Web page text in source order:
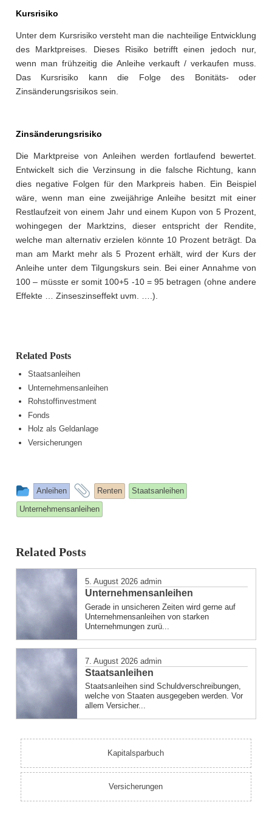
Kursrisiko
Unter dem Kursrisiko versteht man die nachteilige Entwicklung
des Marktpreises. Dieses Risiko betrifft einen jedoch nur,
wenn man frühzeitig die Anleihe verkauft / verkaufen muss.
Das Kursrisiko kann die Folge des Bonitäts- oder
Zinsänderungsrisikos sein.
Zinsänderungsrisiko
Die Marktpreise von Anleihen werden fortlaufend bewertet.
Entwickelt sich die Verzinsung in die falsche Richtung, kann
dies negative Folgen für den Markpreis haben. Ein Beispiel
wäre, wenn man eine zweijährige Anleihe besitzt mit einer
Restlaufzeit von einem Jahr und einem Kupon von 5 Prozent,
wohingegen der Marktzins, dieser entspricht der Rendite,
welche man alternativ erzielen könnte 10 Prozent beträgt. Da
man am Markt mehr als 5 Prozent erhält, wird der Kurs der
Anleihe unter dem Tilgungskurs sein. Bei einer Annahme von
100 – müsste er somit 100+5 -10 = 95 betragen (ohne andere
Effekte … Zinseszinseffekt uvm. ….).
Related Posts
Staatsanleihen
Unternehmensanleihen
Rohstoffinvestment
Fonds
Holz als Geldanlage
Versicherungen
This
entry
was
in
Anleihen
and
tagged
Renten
Staatsanleihen
Unternehmensanleihen
Related Posts
5. August 2026 admin
Unternehmensanleihen
Gerade in unsicheren Zeiten wird gerne auf
Unternehmensanleihen von starken
Unternehmungen zurü...
7. August 2026 admin
Staatsanleihen
Staatsanleihen sind Schuldverschreibungen,
welche von Staaten ausgegeben werden. Vor
allem Versicher...
Kapitalsparbuch
Versicherungen